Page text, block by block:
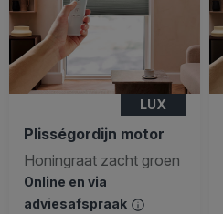
LUX
Plisségordijn motor
Honingraat zacht groen
Online en via
adviesafspraak